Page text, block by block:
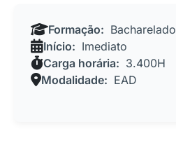
Formação: Bacharelado
Início: Imediato
Carga horária: 3.400H
Modalidade: EAD